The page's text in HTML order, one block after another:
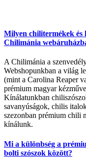
Milyen chilitermékek és
Chilimánia
A Chilimánia a
Webshopunkban a világ
(mint a Carolina Reaper
prémium magyar
Kínálatunkban
savanyúságok, chilis
szezonban prémium chili
kínálunk.
Mi a különbség a
bolti szószok között?